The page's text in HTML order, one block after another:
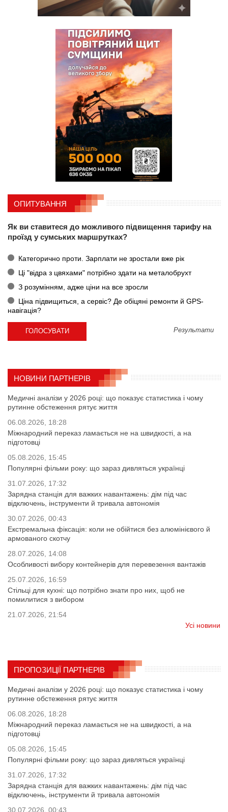
ОПИТУВАННЯ
Як ви ставитеся до можливого підвищення тарифу на
проїзд у сумських маршрутках?
Категорично проти. Зарплати не зростали вже рік
Ці "відра з цвяхами" потрібно здати на металобрухт
З розумінням, адже ціни на все зросли
Ціна підвищиться, а сервіс? Де обіцяні ремонти й GPS-
навігація?
Результати
НОВИНИ ПАРТНЕРІВ
Медичні аналізи у 2026 році: що показує статистика і чому
рутинне обстеження рятує життя
06.08.2026, 18:28
Міжнародний переказ ламається не на швидкості, а на
підготовці
05.08.2026, 15:45
Популярні фільми року: що зараз дивляться українці
31.07.2026, 17:32
Зарядна станція для важких навантажень: дім під час
відключень, інструменти й тривала автономія
30.07.2026, 00:43
Екстремальна фіксація: коли не обійтися без алюмінієвого й
армованого скотчу
28.07.2026, 14:08
Особливості вибору контейнерів для перевезення вантажів
25.07.2026, 16:59
Стільці для кухні: що потрібно знати про них, щоб не
помилитися з вибором
21.07.2026, 21:54
Усі новини
ПРОПОЗИЦІЇ ПАРТНЕРІВ
Медичні аналізи у 2026 році: що показує статистика і чому
рутинне обстеження рятує життя
06.08.2026, 18:28
Міжнародний переказ ламається не на швидкості, а на
підготовці
05.08.2026, 15:45
Популярні фільми року: що зараз дивляться українці
31.07.2026, 17:32
Зарядна станція для важких навантажень: дім під час
відключень, інструменти й тривала автономія
30.07.2026, 00:43